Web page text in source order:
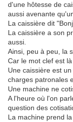
d'une hôtesse de
aussi avenante
La caissière dit
La caissière a son
aussi.
Ainsi, peu à peu, la
Car le mot clef est là
Une caissière est
charges patronales
Une machine ne
A l'heure où l'on
question des
La machine prend